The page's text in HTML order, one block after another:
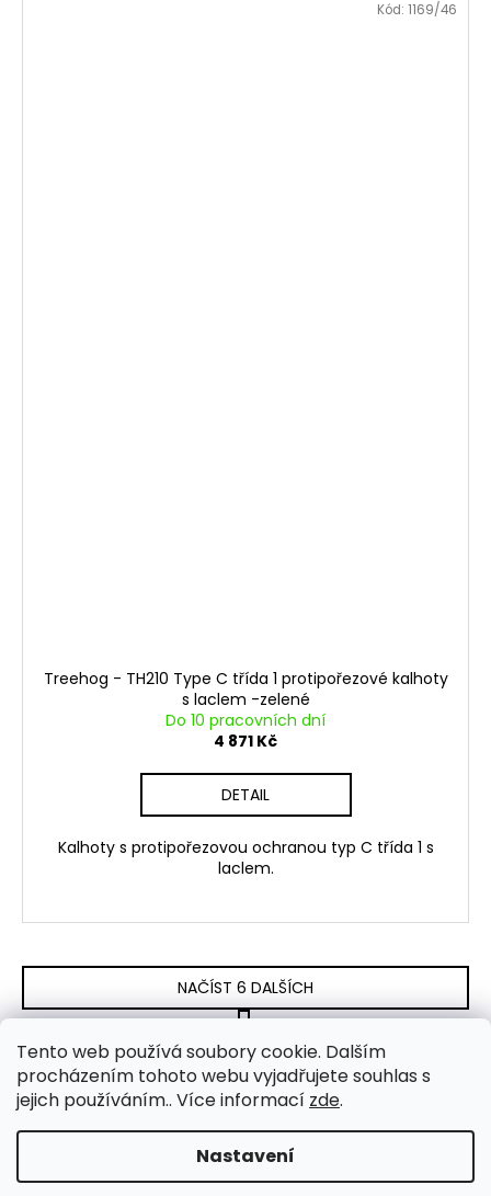
Tento web používá soubory cookie. Dalším
procházením tohoto webu vyjadřujete souhlas s
jejich používáním.. Více informací zde.
Nastavení
Treehog - TH210 Type C třída 1 protipořezové kalhoty
s laclem -zelené
Do 10 pracovních dní
4 871 Kč
DETAIL
Kalhoty s protipořezovou ochranou typ C třída 1 s
laclem.
Kód: 1169/46
O
v
l
á
d
a
NAČÍST 6 DALŠÍCH
S
r
á
n
v
á
18položek celkem
NAHORU